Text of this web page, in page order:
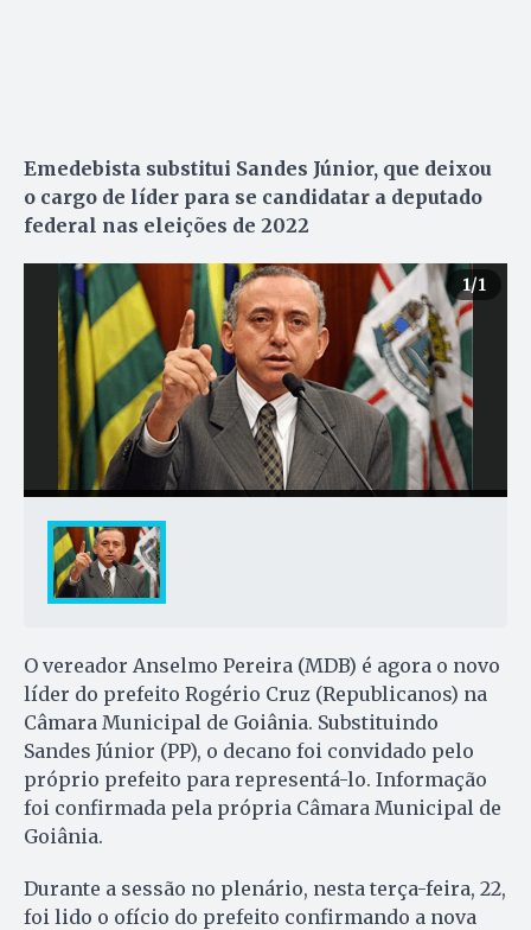
Emedebista substitui Sandes Júnior, que deixou
o cargo de líder para se candidatar a deputado
federal nas eleições de 2022
1/1
O vereador Anselmo Pereira (MDB) é agora o novo
líder do prefeito Rogério Cruz (Republicanos) na
Câmara Municipal de Goiânia. Substituindo
Sandes Júnior (PP), o decano foi convidado pelo
próprio prefeito para representá-lo. Informação
foi confirmada pela própria Câmara Municipal de
Goiânia.
Durante a sessão no plenário, nesta terça-feira, 22,
foi lido o ofício do prefeito confirmando a nova